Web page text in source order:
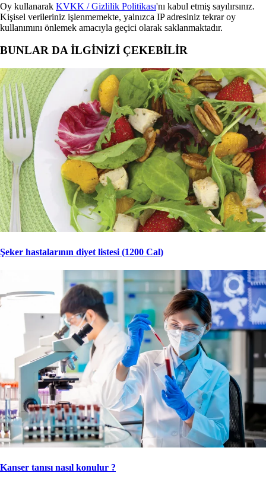
Oy kullanarak KVKK / Gizlilik Politikası'nı kabul etmiş sayılırsınız.
Kişisel verileriniz işlenmemekte, yalnızca IP adresiniz tekrar oy
kullanımını önlemek amacıyla geçici olarak saklanmaktadır.
BUNLAR DA İLGİNİZİ ÇEKEBİLİR
Şeker hastalarının diyet listesi (1200 Cal)
Kanser tanısı nasıl konulur ?